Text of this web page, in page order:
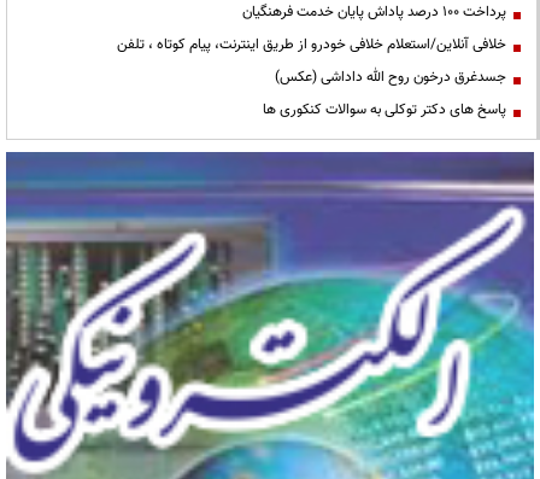
پرداخت ۱۰۰ درصد پاداش پایان خدمت فرهنگیان
خلافی آنلاین/استعلام خلافی خودرو از طریق اینترنت، پیام کوتاه ، تلفن
جسدغرق درخون روح الله داداشی (عکس)
پاسخ های دکتر توکلی به سوالات کنکوری ها